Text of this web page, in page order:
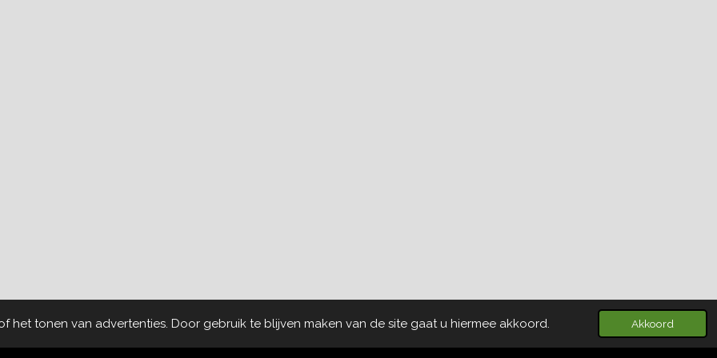
tonen van advertenties. Door gebruik te blijven maken van de site gaat u hiermee akkoord. Akkoord